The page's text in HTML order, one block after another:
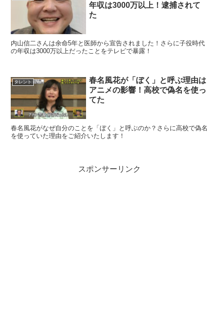
年収は3000万以上！逮捕されて
た
内山信二さんは余命5年と医師から宣告されました！さらに子役時代
の年収は3000万以上だったことをテレビで暴露！
タレント
春名風花が「ぼく」と呼ぶ理由は
アニメの影響！高校で偽名を使っ
てた
春名風花がなぜ自分のことを「ぼく」と呼ぶのか？さらに高校で偽名
を使っていた理由をご紹介いたします！
スポンサーリンク